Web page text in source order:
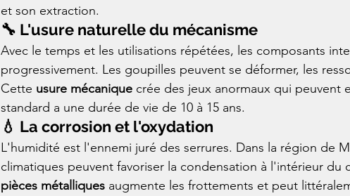
et son extraction.
🔧 L'usure naturelle du mécanisme
Avec le temps et les utilisations répétées, les composants
progressivement. Les goupilles peuvent se déformer, les
Cette usure mécanique crée des jeux anormaux qui peuvent
standard a une durée de vie de 10 à 15 ans.
💧 La corrosion et l'oxydation
L'humidité est l'ennemi juré des serrures. Dans la région de
climatiques peuvent favoriser la condensation à l'intérieur du
pièces métalliques augmente les frottements et peut